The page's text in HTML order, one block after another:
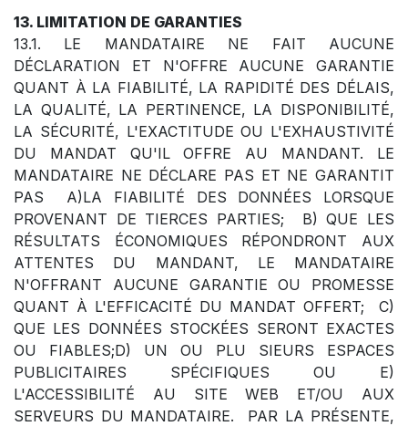
13. LIMITATION DE GARANTIES
13.1. LE MANDATAIRE NE FAIT AUCUNE
DÉCLARATION ET N'OFFRE AUCUNE GARANTIE
QUANT À LA FIABILITÉ, LA RAPIDITÉ DES DÉLAIS,
LA QUALITÉ, LA PERTINENCE, LA DISPONIBILITÉ,
LA SÉCURITÉ, L'EXACTITUDE OU L'EXHAUSTIVITÉ
DU MANDAT QU'IL OFFRE AU MANDANT. LE
MANDATAIRE NE DÉCLARE PAS ET NE GARANTIT
PAS A)LA FIABILITÉ DES DONNÉES LORSQUE
PROVENANT DE TIERCES PARTIES; B) QUE LES
RÉSULTATS ÉCONOMIQUES RÉPONDRONT AUX
ATTENTES DU MANDANT, LE MANDATAIRE
N'OFFRANT AUCUNE GARANTIE OU PROMESSE
QUANT À L'EFFICACITÉ DU MANDAT OFFERT; C)
QUE LES DONNÉES STOCKÉES SERONT EXACTES
OU FIABLES;D) UN OU PLU SIEURS ESPACES
PUBLICITAIRES SPÉCIFIQUES OU E)
L'ACCESSIBILITÉ AU SITE WEB ET/OU AUX
SERVEURS DU MANDATAIRE. PAR LA PRÉSENTE,